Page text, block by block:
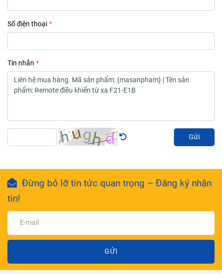
Số điện thoại
Tin nhắn
Gửi
Đừng bỏ lỡ tin tức quan trọng – Đăng ký nhận
tin!
GỬI